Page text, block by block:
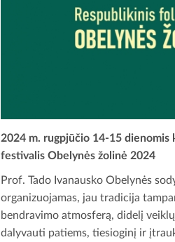
2024 m. rugpjūčio 14-15
festivalis Obelynės žolinė 2024
Prof. Tado Ivanausko Obelynės
organizuojamas, jau tradicija
bendravimo atmosferą, didelį
dalyvauti patiems, tiesioginį ir